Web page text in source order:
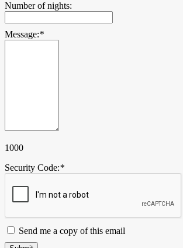
Number of nights:
Message:*
1000
Security Code:*
Send me a copy of this email